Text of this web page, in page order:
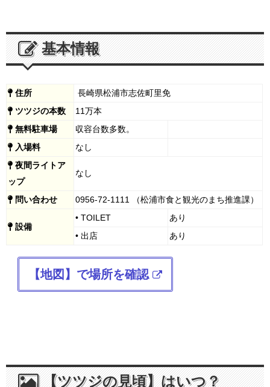
基本情報
住所
長崎県松浦市志佐町里免
ツツジの本数
11万本
無料駐車場
収容台数多数。
入場料
なし
夜間ライトア
ップ
なし
問い合わせ 0956-72-1111 （松浦市食と観光のまち推進課）
設備
• TOILET
あり
• 出店
あり
【地図】で場所を確認
【ツツジの見頃】はいつ？